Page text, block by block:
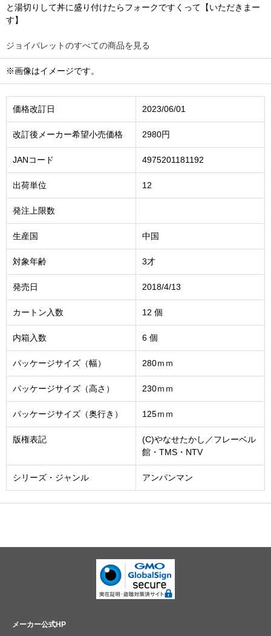
と湯切りして丼に盛り付けたらフォークですくって【いただきまー
す】
ジョイパレットのすべての商品を見る
※画像はイメージです。
価格改訂日 2023/06/01
改訂後メーカー希望小売価格 2980円
JANコード 4975201181192
出荷単位 12
発注上限数
生産国 中国
対象年齢 3才
発売日 2018/4/13
カートン入数 12 個
内箱入数 6 個
パッケージサイズ（幅） 280ｍｍ
パッケージサイズ（高さ） 230ｍｍ
パッケージサイズ（奥行き） 125ｍｍ
版権表記
(C)やなせたかし／フレーベル
館・TMS・NTV
シリーズ・ジャンル アンパンマン
メーカー公式HP